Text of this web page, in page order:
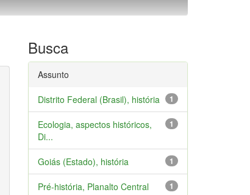
Busca
Assunto
1
Distrito Federal (Brasil), história
1
Ecologia, aspectos históricos,
Di...
1
Goiás (Estado), história
1
Pré-história, Planalto Central